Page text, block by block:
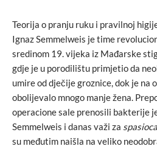
Teorija o pranju ruku i pravilnoj
Ignaz Semmelweis je time
sredinom 19. vijeka iz Mađarske
gdje je u porodilištu primjetio da
umire od dječije groznice, dok je na
obolijevalo mnogo manje žena.
operacione sale prenosili bakterije
Semmelweis i danas važi za
su međutim naišla na veliko